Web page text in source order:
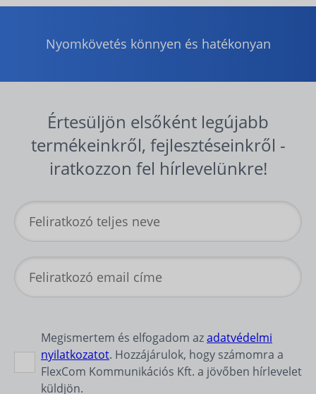
Nyomkövetés könnyen és hatékonyan
Értesüljön elsőként legújabb
termékeinkről, fejlesztéseinkről -
iratkozzon fel hírlevelünkre!
Megismertem és elfogadom azadatvédelmi
nyilatkozatot. Hozzájárulok, hogy számomra a
FlexCom Kommunikációs Kft. a jövőben hírlevelet
küldjön.